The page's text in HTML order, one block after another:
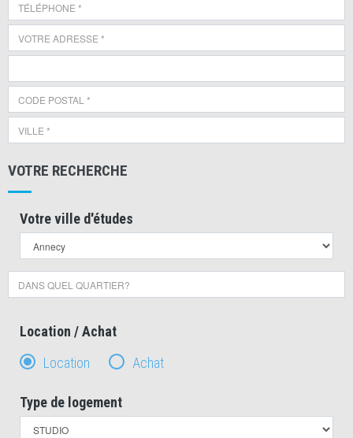
VOTRE RECHERCHE
Votre ville d'études
Location / Achat
Location
Achat
Type de logement